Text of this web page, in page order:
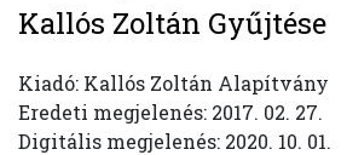
Kallós Zoltán Gyűjtése
Kiadó: Kallós Zoltán Alapítvány
Eredeti megjelenés: 2017. 02. 27.
Digitális megjelenés: 2020. 10. 01.